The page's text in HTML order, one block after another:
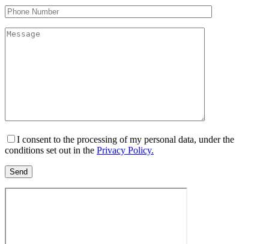
I consent to the processing of my personal data, under the
conditions set out in the Privacy Policy.